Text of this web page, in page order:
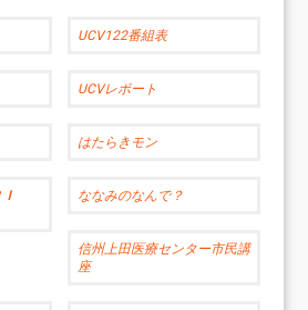
UCV122番組表
UCVレポート
はたらきモン
ななみのなんで？
信州上田医療センター市民講
座